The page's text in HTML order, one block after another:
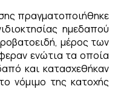
πραγματοποιήθηκε
ημεδαπού
μέρος των
ενώτια τα οποία
και κατασχεθήκαν
νόμιμο της κατοχής